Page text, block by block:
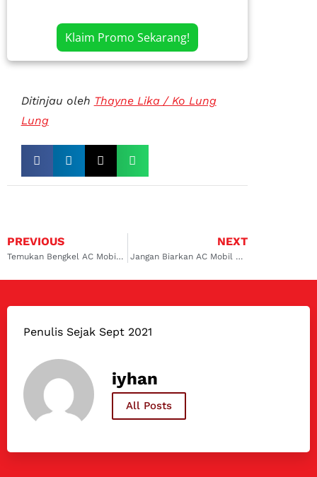
Klaim Promo Sekarang!
Ditinjau oleh Thayne Lika / Ko Lung
Lung
PREVIOUS
Temukan Bengkel AC Mobil Profesional di Alam Sutera, Solusi Terbaik untuk AC Mobil Dingin Maksimal
NEXT
Jangan Biarkan AC Mobil Bermasalah! Kunjungi Service AC Mobil Daihatsu di Lippo Karawaci
Penulis Sejak Sept 2021
iyhan
All Posts